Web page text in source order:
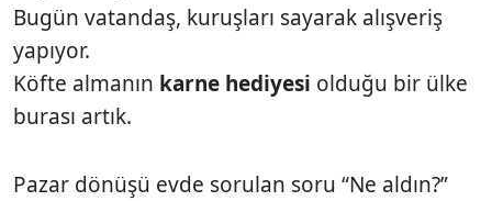
Bugün vatandaş, kuruşları sayarak alışveriş
yapıyor.
Köfte almanın karne hediyesi olduğu bir ülke
burası artık.
Pazar dönüşü evde sorulan soru “Ne aldın?”